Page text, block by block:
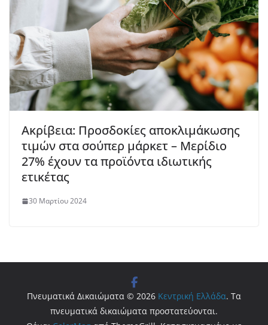
Ακρίβεια: Προσδοκίες αποκλιμάκωσης
τιμών στα σούπερ μάρκετ – Μερίδιο
27% έχουν τα προϊόντα ιδιωτικής
ετικέτας
30 Μαρτίου 2024
Πνευματικά Δικαιώματα © 2026 Κεντρική Ελλάδα. Τα
πνευματικά δικαιώματα προστατεύονται.